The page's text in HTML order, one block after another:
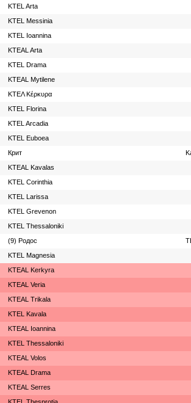
KTEL Arta
KTEL Messinia
KTEL Ioannina
KTEAL Arta
KTEL Drama
KTEAL Mytilene
ΚΤΕΛ Κέρκυρα
KTEL Florina
KTEL Arcadia
ΚΤΕL Euboea
Крит
KTEAL Kavalas
KTEL Corinthia
KTEL Larissa
ΚΤΕL Grevenon
KTEL Thessaloniki
(9) Родос
ΚΤΕL Magnesia
KTEAL Kerkyra
KTEAL Veria
KTEAL Trikala
KTEL Kavala
KTEAL Ioannina
KTEL Thessaloniki
KTEAL Volos
KTEAL Drama
KTEAL Serres